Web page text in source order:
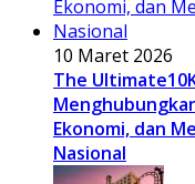
10 Maret 2026
The
Ekonomi, dan
Nasional